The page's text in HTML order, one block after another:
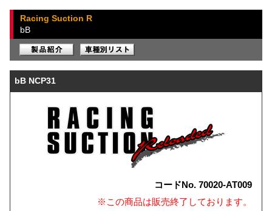
Racing Suction R
bB
bB NCP31
コードNo. 70020-AT009
※この商品は販売終了しております。